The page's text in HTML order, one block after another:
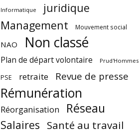
Informatique
juridique
Management
Mouvement social
NAO Non classé
Plan de départ volontaire Prud'Hommes
PSE retraite Revue de presse
Rémunération
Réorganisation Réseau
Salaires Santé au travail